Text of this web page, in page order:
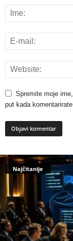
Spremite moje
put kada
Najčitanije